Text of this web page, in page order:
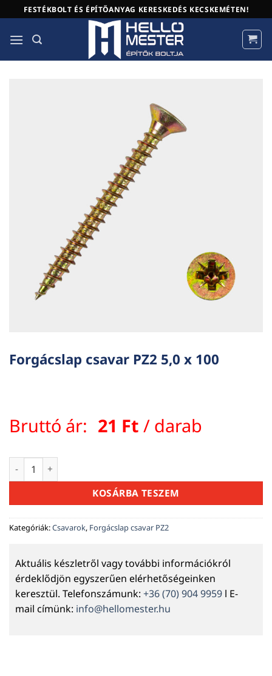
to
content
FESTÉKBOLT ÉS ÉPÍTŐANYAG KERESKEDÉS KECSKEMÉTEN!
Forgácslap csavar PZ2 5,0 x 100
Bruttó ár: 21 Ft / darab
Forgácslap csavar PZ2 5,0 x 100 mennyiség
KOSÁRBA TESZEM
Kategóriák:Csavarok, Forgácslap csavar PZ2
Aktuális készletről vagy további információkról
érdeklődjön egyszerűen elérhetőségeinken
keresztül. Telefonszámunk: +36 (70) 904 9959 l E-
mail címünk: info@hellomester.hu